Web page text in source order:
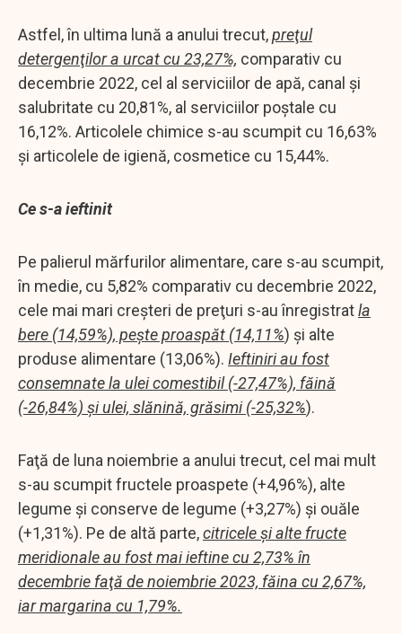
Astfel, în ultima lună a anului trecut,preţul
detergenţilor a urcat cu 23,27%, comparativ cu
decembrie 2022, cel al serviciilor de apă, canal şi
salubritate cu 20,81%, al serviciilor poştale cu
16,12%. Articolele chimice s-au scumpit cu 16,63%
şi articolele de igienă, cosmetice cu 15,44%.
Ce s-a ieftinit
Pe palierul mărfurilor alimentare, care s-au scumpit,
în medie, cu 5,82% comparativ cu decembrie 2022,
cele mai mari creşteri de preţuri s-au înregistratla
bere (14,59%), peşte proaspăt (14,11%) şi alte
produse alimentare (13,06%). Ieftiniri au fost
consemnate la ulei comestibil (-27,47%), făină
(-26,84%) şi ulei, slănină, grăsimi (-25,32%).
Faţă de luna noiembrie a anului trecut, cel mai mult
s-au scumpit fructele proaspete (+4,96%), alte
legume şi conserve de legume (+3,27%) şi ouăle
(+1,31%). Pe de altă parte,citricele şi alte fructe
meridionale au fost mai ieftine cu 2,73% în
decembrie faţă de noiembrie 2023, făina cu 2,67%,
iar margarina cu 1,79%.